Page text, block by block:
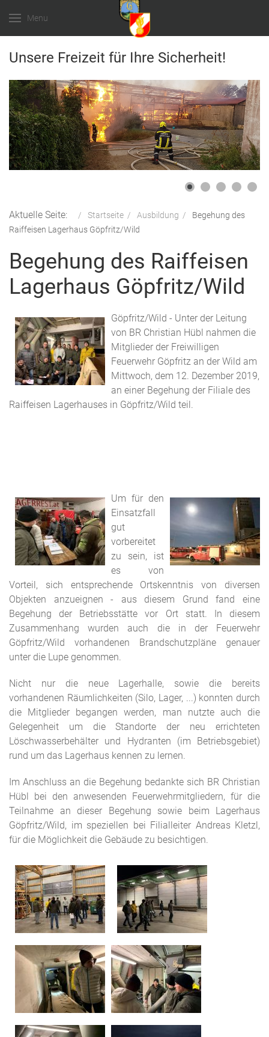
Menu
Unsere Freizeit für Ihre Sicherheit!
Aktuelle Seite: Startseite Ausbildung
Begehung des
Raiffeisen Lagerhaus Göpfritz/Wild
Begehung des Raiffeisen
Lagerhaus Göpfritz/Wild
Göpfritz/Wild - Unter der Leitung
von BR Christian Hübl nahmen die
Mitglieder der Freiwilligen
Feuerwehr Göpfritz an der Wild am
Mittwoch, dem 12. Dezember 2019,
an einer Begehung der Filiale des
Raiffeisen Lagerhauses in Göpfritz/Wild teil.
Um für den
Einsatzfall
gut
vorbereitet
zu sein, ist
es von
Vorteil, sich entsprechende Ortskenntnis von diversen
Objekten anzueignen - aus diesem Grund fand eine
Begehung der Betriebsstätte vor Ort statt. In diesem
Zusammenhang wurden auch die in der Feuerwehr
Göpfritz/Wild vorhandenen Brandschutzpläne genauer
unter die Lupe genommen.
Nicht nur die neue Lagerhalle, sowie die bereits
vorhandenen Räumlichkeiten (Silo, Lager, ...) konnten durch
die Mitglieder begangen werden, man nutzte auch die
Gelegenheit um die Standorte der neu errichteten
Löschwasserbehälter und Hydranten (im Betriebsgebiet)
rund um das Lagerhaus kennen zu lernen.
Im Anschluss an die Begehung bedankte sich BR Christian
Hübl bei den anwesenden Feuerwehrmitgliedern, für die
Teilnahme an dieser Begehung sowie beim Lagerhaus
Göpfritz/Wild, im speziellen bei Filialleiter Andreas Kletzl,
für die Möglichkeit die Gebäude zu besichtigen.